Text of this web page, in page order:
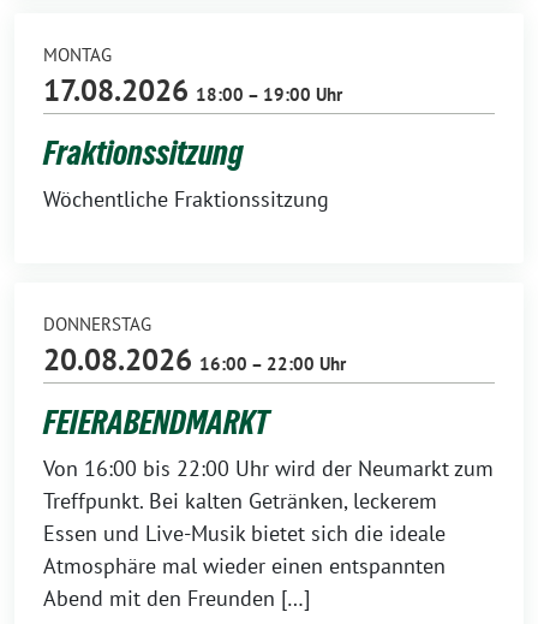
MONTAG
17.08.2026 18:00 – 19:00 Uhr
Fraktionssitzung
Wöchentliche Fraktionssitzung
DONNERSTAG
20.08.2026 16:00 – 22:00 Uhr
FEIERABENDMARKT
Von 16:00 bis 22:00 Uhr wird der Neumarkt zum
Treffpunkt. Bei kalten Getränken, leckerem
Essen und Live-Musik bietet sich die ideale
Atmosphäre mal wieder einen entspannten
Abend mit den Freunden […]